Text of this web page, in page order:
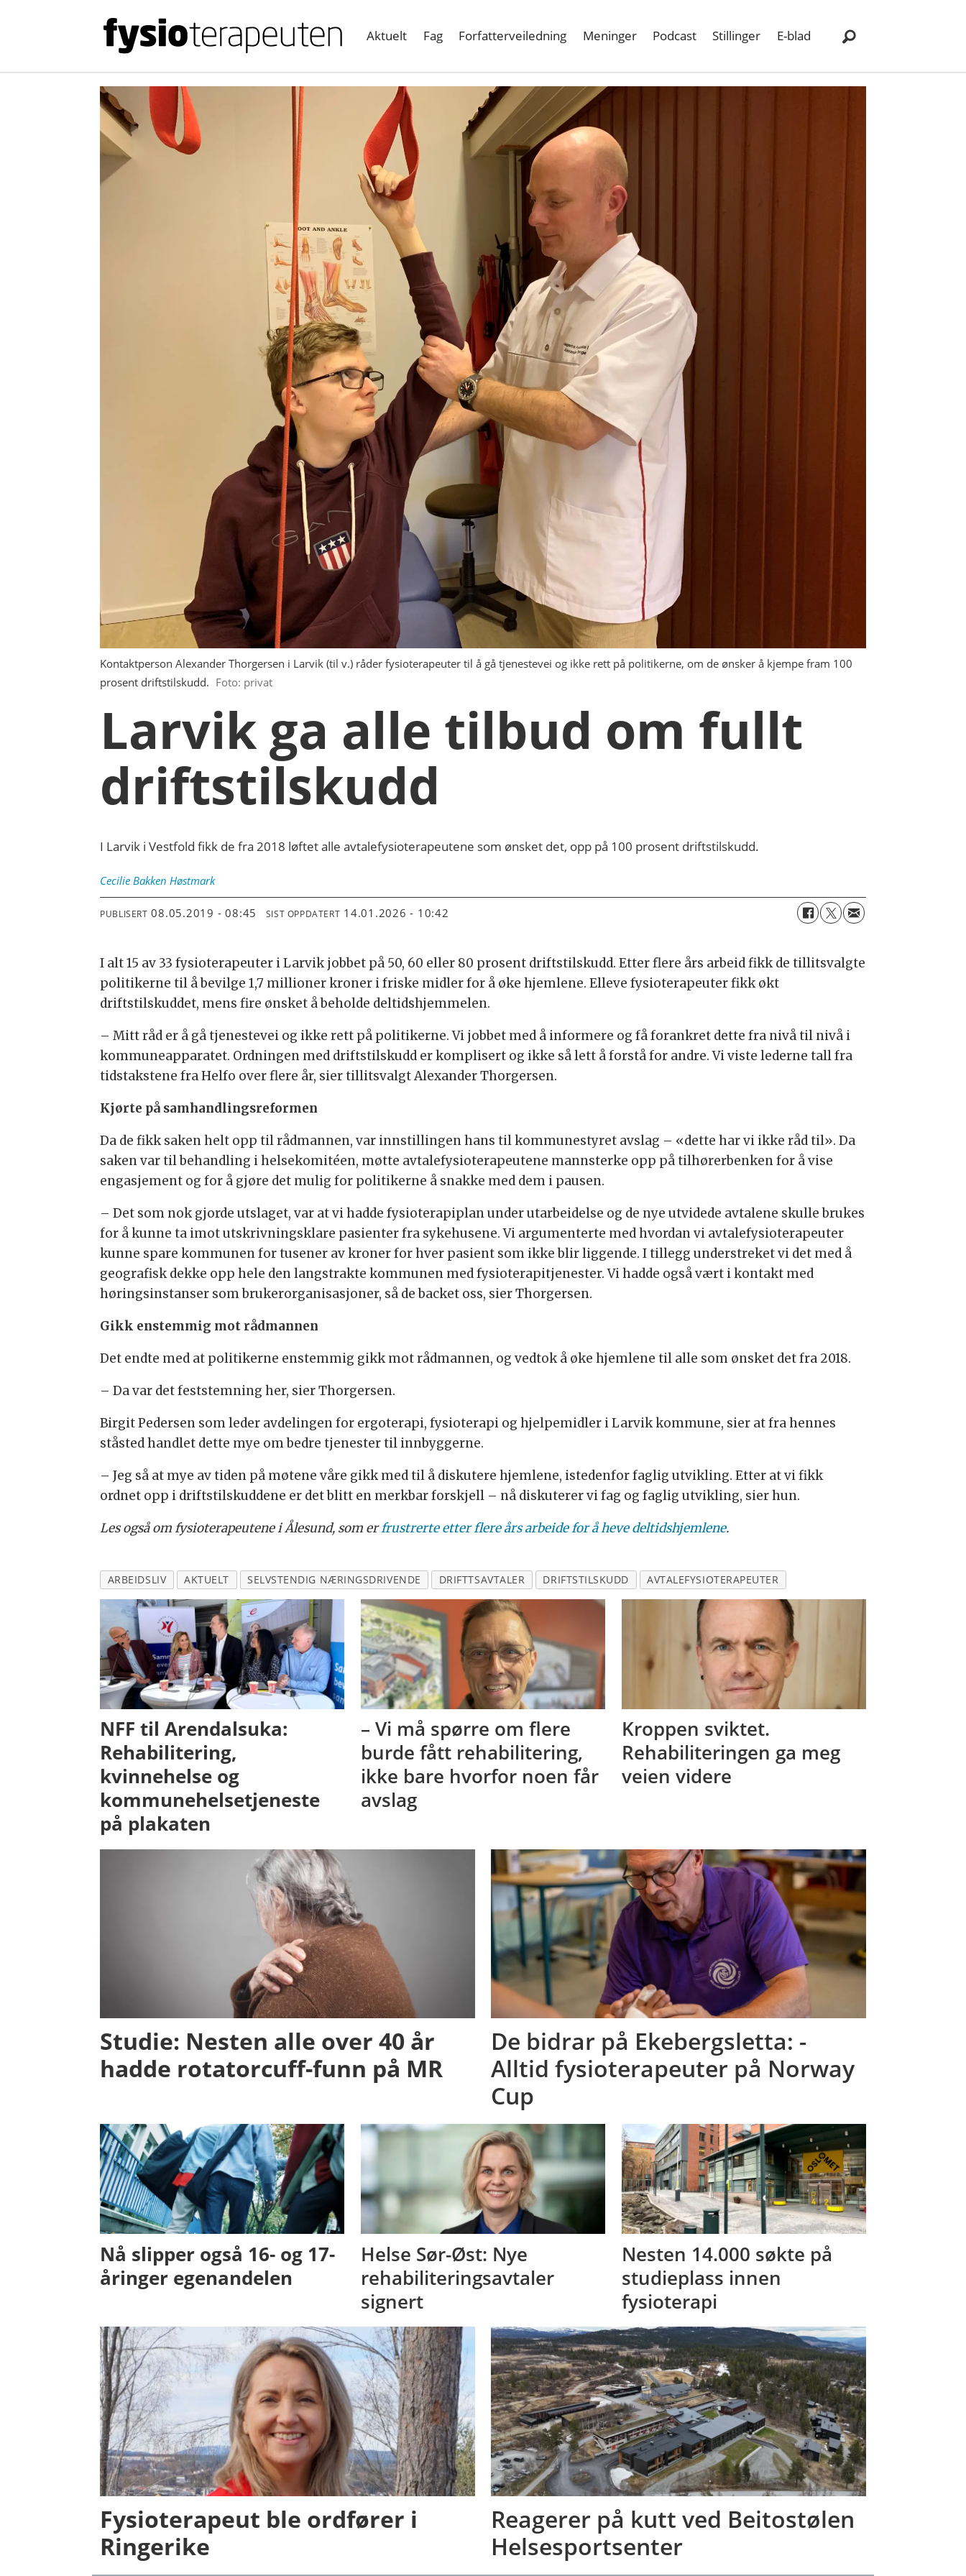
Aktuelt Fag Forfatterveiledning Meninger Podcast Stillinger E-blad
Kontaktperson Alexander Thorgersen i Larvik (til v.) råder fysioterapeuter til å gå tjenestevei og ikke rett på politikerne, om de ønsker å kjempe fram 100
prosent driftstilskudd. Foto: privat
Larvik ga alle tilbud om fullt
driftstilskudd
I Larvik i Vestfold fikk de fra 2018 løftet alle avtalefysioterapeutene som ønsket det, opp på 100 prosent driftstilskudd.
Cecilie Bakken Høstmark
PUBLISERT 08.05.2019 - 08:45 SIST OPPDATERT 14.01.2026 - 10:42
I alt 15 av 33 fysioterapeuter i Larvik jobbet på 50, 60 eller 80 prosent driftstilskudd. Etter flere års arbeid fikk de tillitsvalgte
politikerne til å bevilge 1,7 millioner kroner i friske midler for å øke hjemlene. Elleve fysioterapeuter fikk økt
driftstilskuddet, mens fire ønsket å beholde deltidshjemmelen.
– Mitt råd er å gå tjenestevei og ikke rett på politikerne. Vi jobbet med å informere og få forankret dette fra nivå til nivå i
kommuneapparatet. Ordningen med driftstilskudd er komplisert og ikke så lett å forstå for andre. Vi viste lederne tall fra
tidstakstene fra Helfo over flere år, sier tillitsvalgt Alexander Thorgersen.
Kjørte på samhandlingsreformen
Da de fikk saken helt opp til rådmannen, var innstillingen hans til kommunestyret avslag – «dette har vi ikke råd til». Da
saken var til behandling i helsekomitéen, møtte avtalefysioterapeutene mannsterke opp på tilhørerbenken for å vise
engasjement og for å gjøre det mulig for politikerne å snakke med dem i pausen.
– Det som nok gjorde utslaget, var at vi hadde fysioterapiplan under utarbeidelse og de nye utvidede avtalene skulle brukes
for å kunne ta imot utskrivningsklare pasienter fra sykehusene. Vi argumenterte med hvordan vi avtalefysioterapeuter
kunne spare kommunen for tusener av kroner for hver pasient som ikke blir liggende. I tillegg understreket vi det med å
geografisk dekke opp hele den langstrakte kommunen med fysioterapitjenester. Vi hadde også vært i kontakt med
høringsinstanser som brukerorganisasjoner, så de backet oss, sier Thorgersen.
Gikk enstemmig mot rådmannen
Det endte med at politikerne enstemmig gikk mot rådmannen, og vedtok å øke hjemlene til alle som ønsket det fra 2018.
– Da var det feststemning her, sier Thorgersen.
Birgit Pedersen som leder avdelingen for ergoterapi, fysioterapi og hjelpemidler i Larvik kommune, sier at fra hennes
ståsted handlet dette mye om bedre tjenester til innbyggerne.
– Jeg så at mye av tiden på møtene våre gikk med til å diskutere hjemlene, istedenfor faglig utvikling. Etter at vi fikk
ordnet opp i driftstilskuddene er det blitt en merkbar forskjell – nå diskuterer vi fag og faglig utvikling, sier hun.
Les også om fysioterapeutene i Ålesund, som erfrustrerte etter flere års arbeide for å heve deltidshjemlene.
ARBEIDSLIV AKTUELT SELVSTENDIG NÆRINGSDRIVENDE DRIFTTSAVTALER DRIFTSTILSKUDD AVTALEFYSIOTERAPEUTER
NFF til Arendalsuka:
Rehabilitering,
kvinnehelse og
kommunehelsetjeneste
på plakaten
– Vi må spørre om flere
burde fått rehabilitering,
ikke bare hvorfor noen får
avslag
Kroppen sviktet.
Rehabiliteringen ga meg
veien videre
Studie: Nesten alle over 40 år
hadde rotatorcuff-funn på MR
De bidrar på Ekebergsletta: -
Alltid fysioterapeuter på Norway
Cup
Nå slipper også 16- og 17-
åringer egenandelen
Helse Sør-Øst: Nye
rehabiliteringsavtaler
signert
Nesten 14.000 søkte på
studieplass innen
fysioterapi
Fysioterapeut ble ordfører i
Ringerike
Reagerer på kutt ved Beitostølen
Helsesportsenter